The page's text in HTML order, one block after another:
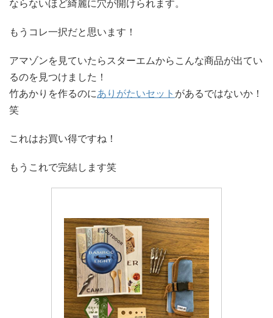
ならないほど綺麗に穴が開けられます。
もうコレ一択だと思います！
アマゾンを見ていたらスターエムからこんな商品が出てい
るのを見つけました！
竹あかりを作るのにありがたいセット があるではないか！
笑
これはお買い得ですね！
もうこれで完結します笑